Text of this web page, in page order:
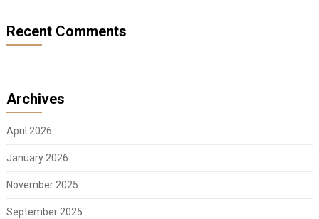
Recent Comments
Archives
April 2026
January 2026
November 2025
September 2025